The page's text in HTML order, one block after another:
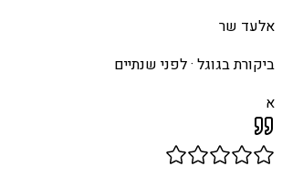
אלעד שר
ביקורת בגוגל ·לפני שנתיים
א